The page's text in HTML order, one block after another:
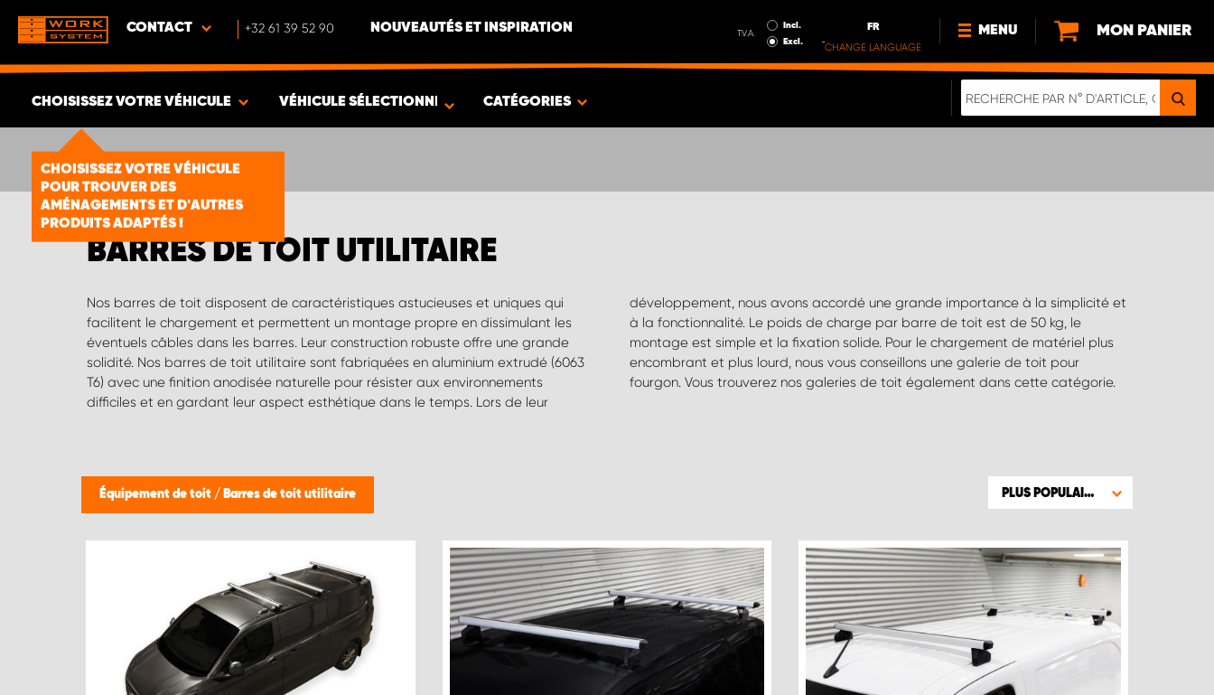
CONTACT +32 61 39 52 90 NOUVEAUTÉS ET INSPIRATION T.V.A.
Incl.
Excl.
FR
CHANGE LANGUAGE
MENU
NOUVEAUTÉS
MON PANIER
CHOISISSEZ VOTRE VÉHICULE
CHOISISSEZ VOTRE VÉHICULE
POUR TROUVER DES
AMÉNAGEMENTS ET D'AUTRES
PRODUITS ADAPTÉS !
VOIR LES RÉSULTATS -1856 ARTICLES
VÉHICULE SÉLECTIONNÉ CATÉGORIES
BARRES DE TOIT UTILITAIRE
Nos barres de toit disposent de caractéristiques astucieuses et uniques qui
facilitent le chargement et permettent un montage propre en dissimulant les
éventuels câbles dans les barres. Leur construction robuste offre une grande
solidité. Nos barres de toit utilitaire sont fabriquées en aluminium extrudé (6063
T6) avec une finition anodisée naturelle pour résister aux environnements
difficiles et en gardant leur aspect esthétique dans le temps. Lors de leur
développement, nous avons accordé une grande importance à la simplicité et
à la fonctionnalité. Le poids de charge par barre de toit est de 50 kg, le
montage est simple et la fixation solide. Pour le chargement de matériel plus
encombrant et plus lourd, nous vous conseillons une galerie de toit pour
fourgon. Vous trouverez nos galeries de toit également dans cette catégorie.
Équipement de toit / Barres de toit utilitaire PLUS POPULAIRE